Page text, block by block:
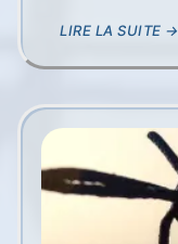
LIRE LA SUITE →